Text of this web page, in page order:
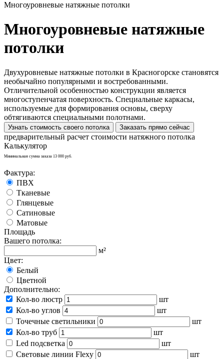
Многоуровневые натяжные потолки
Многоуровневые натяжные
потолки
Двухуровневые натяжные потолки в Красногорске становятся
необычайно популярными и востребованными.
Отличительной особенностью конструкции является
многоступенчатая поверхность. Специальные каркасы,
используемые для формирования основы, сверху
обтягиваются специальными полотнами.
Узнать стоимость своего потолка Заказать прямо сейчас
предварительный расчет стоимости натяжного потолка
Калькулятор
Минимальная сумма заказа 13 000 руб.
Фактура:
ПВХ
Тканевые
Глянцевые
Сатиновые
Матовые
Площадь
Вашего потолка:
м²
Цвет:
Белый
Цветной
Дополнительно:
Кол-во люстр
шт
Кол-во углов
шт
Точечные светильники
шт
Кол-во труб
шт
Led подсветка
шт
Световые линии Flexy
шт